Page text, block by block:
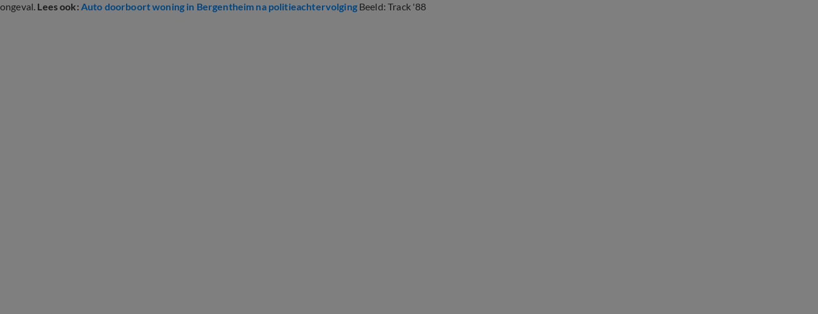
ongeval. Lees ook: Auto doorboort woning in Bergentheim na politieachtervolgingBeeld: Track '88